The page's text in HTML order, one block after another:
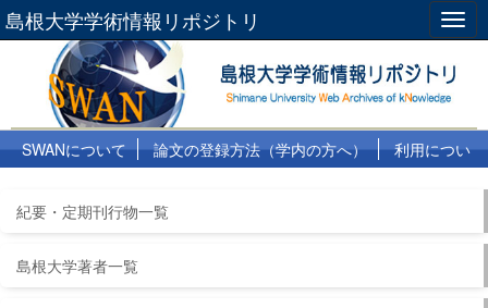
島根大学学術情報リポジトリ
SWANについて 論文の登録方法（学内の方へ）
利用につい
紀要・定期刊行物一覧
島根大学著者一覧